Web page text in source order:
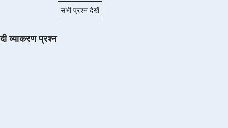
सभी प्रश्न देखें
व्याकरण प्रश्न